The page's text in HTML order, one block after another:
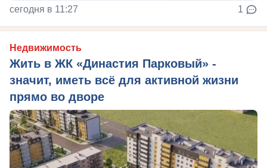
сегодня в 11:27 1
Недвижимость
Жить в ЖК «Династия Парковый» -
значит, иметь всё для активной жизни
прямо во дворе